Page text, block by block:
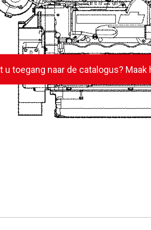
u toegang naar de catalogus?